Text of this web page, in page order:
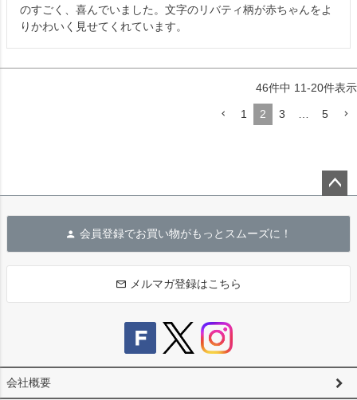
のすごく、喜んでいました。文字のリバティ柄が赤ちゃんをよ
りかわいく見せてくれています。
46件中 11-20件表示
1 2 3 5
へ
会員登録でお買い物がもっとスムーズに！
メルマガ登録はこちら
会社概要